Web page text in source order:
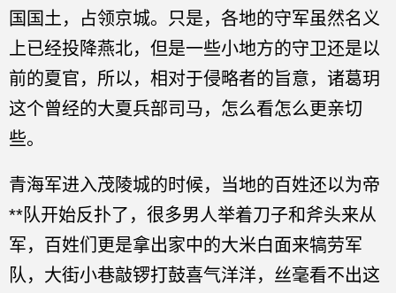
国国土，占领京城。只是，各地的守军虽然名义
上已经投降燕北，但是一些小地方的守卫还是以
前的夏官，所以，相对于侵略者的旨意，诸葛玥
这个曾经的大夏兵部司马，怎么看怎么更亲切
些。
青海军进入茂陵城的时候，当地的百姓还以为帝
**队开始反扑了，很多男人举着刀子和斧头来从
军，百姓们更是拿出家中的大米白面来犒劳军
队，大街小巷敲锣打鼓喜气洋洋，丝毫看不出这